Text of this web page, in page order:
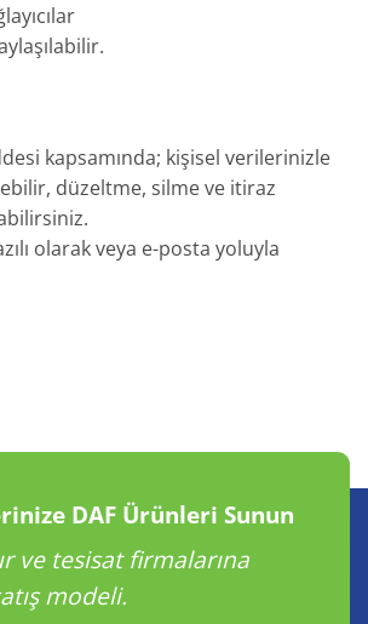
kapsamında; kişisel verilerinizle
düzeltme, silme ve itiraz
olarak veya e-posta yoluyla
DAF Ürünleri Sunun
ve tesisat firmalarına
modeli.